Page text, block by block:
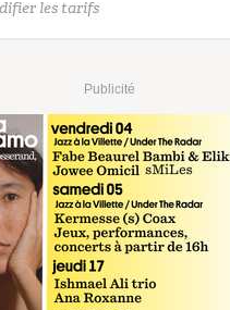
RÉSERVER sur digitick.com
€ RÉSERVER sur fnac.com
les tarifs
Publicité